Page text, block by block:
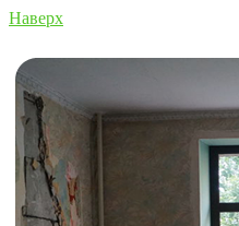
Наверх